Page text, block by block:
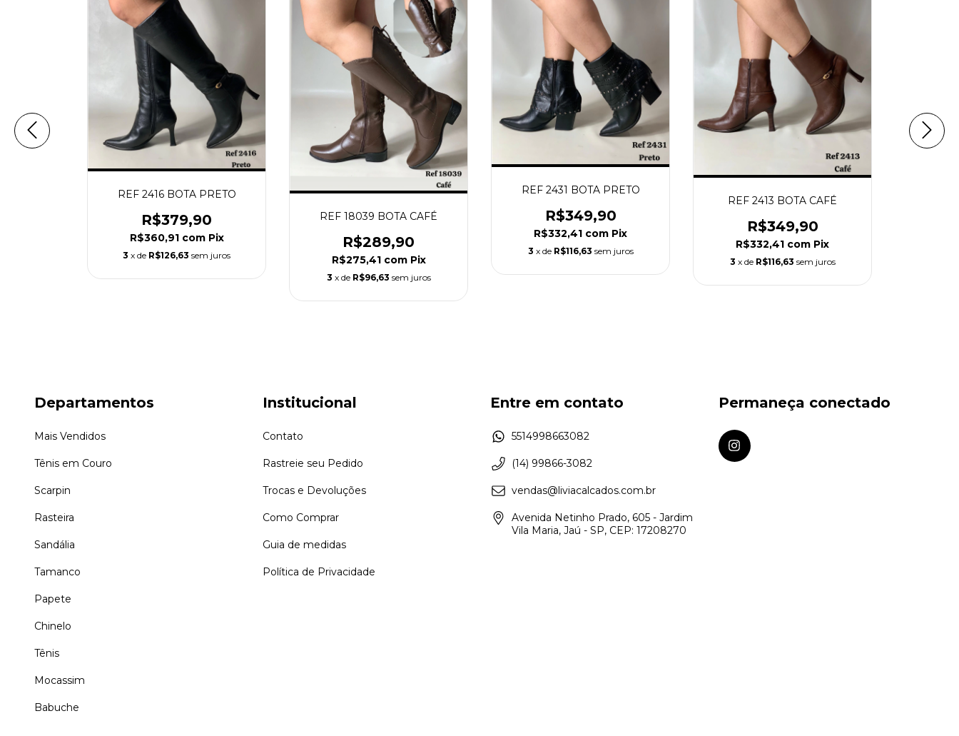
REF 2416 BOTA PRETO
R$379,90
R$360,91 com Pix
3 x de R$126,63 sem juros
REF 18039 BOTA CAFÉ
R$289,90
R$275,41 com Pix
3 x de R$96,63 sem juros
REF 2431 BOTA PRETO
R$349,90
R$332,41 com Pix
3 x de R$116,63 sem juros
REF 2413 BOTA CAFÉ
R$349,90
R$332,41 com Pix
3 x de R$116,63 sem juros
Departamentos
Mais Vendidos
Tênis em Couro
Scarpin
Rasteira
Sandália
Tamanco
Papete
Chinelo
Tênis
Mocassim
Babuche
Institucional
Contato
Rastreie seu Pedido
Trocas e Devoluções
Como Comprar
Guia de medidas
Política de Privacidade
Entre em contato
5514998663082
(14) 99866-3082
vendas@liviacalcados.com.br
Avenida Netinho Prado, 605 - Jardim
Vila Maria, Jaú - SP, CEP: 17208270
Permaneça conectado